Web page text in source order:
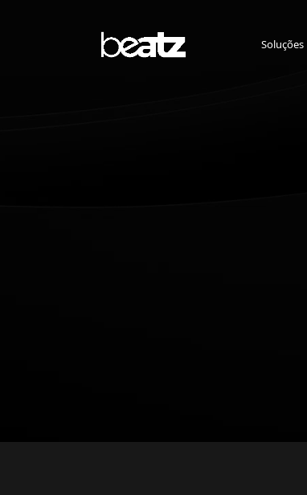
Soluções